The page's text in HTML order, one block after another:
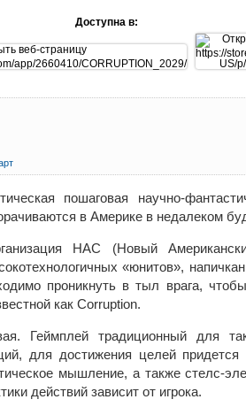
Доступна в:
пошаговая научно-
в Америке в недалеком
НАС (Новый
«юнитов»,
проникнуть в тыл врага,
как Corruption.
Геймплей традиционный для
для достижения целей придется
мышление, а также стелс-
действий зависит от игрока.